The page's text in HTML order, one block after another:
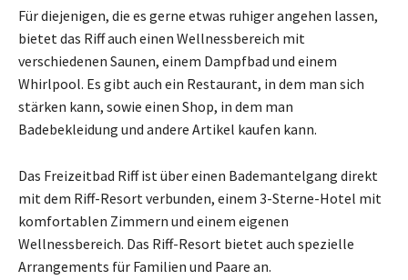
Für diejenigen, die es gerne etwas ruhiger angehen lassen,
bietet das Riff auch einen Wellnessbereich mit
verschiedenen Saunen, einem Dampfbad und einem
Whirlpool. Es gibt auch ein Restaurant, in dem man sich
stärken kann, sowie einen Shop, in dem man
Badebekleidung und andere Artikel kaufen kann.
Das Freizeitbad Riff ist über einen Bademantelgang direkt
mit dem Riff-Resort verbunden, einem 3-Sterne-Hotel mit
komfortablen Zimmern und einem eigenen
Wellnessbereich. Das Riff-Resort bietet auch spezielle
Arrangements für Familien und Paare an.